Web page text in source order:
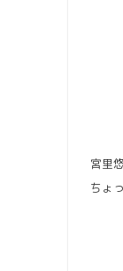
宮里
ちょ